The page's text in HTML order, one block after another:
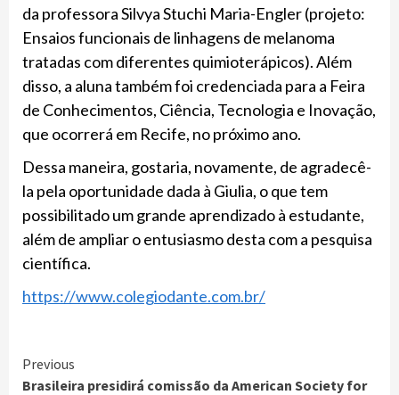
da professora Silvya Stuchi Maria-Engler (projeto:
Ensaios funcionais de linhagens de melanoma
tratadas com diferentes quimioterápicos). Além
disso, a aluna também foi credenciada para a Feira
de Conhecimentos, Ciência, Tecnologia e Inovação,
que ocorrerá em Recife, no próximo ano.
Dessa maneira, gostaria, novamente, de agradecê-
la pela oportunidade dada à Giulia, o que tem
possibilitado um grande aprendizado à estudante,
além de ampliar o entusiasmo desta com a pesquisa
científica.
https://www.colegiodante.com.br/
Previous
Brasileira presidirá comissão da American Society for